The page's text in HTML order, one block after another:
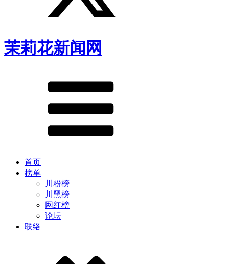
茉莉花新闻网
首页
榜单
川粉榜
川黑榜
网红榜
论坛
联络